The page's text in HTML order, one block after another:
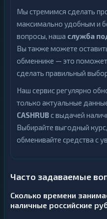
Мы стремимся сделать
максимально удобным и
вопросы, наша служба
Вы также можете
обменнике — это
сделать правильный
Наш сервис регулярно
только актуальные
CASHRUBс выдачей
Выбирайте выгодный
обменивайте средства с
Часто задаваемые
Сколько времени
наличные российские